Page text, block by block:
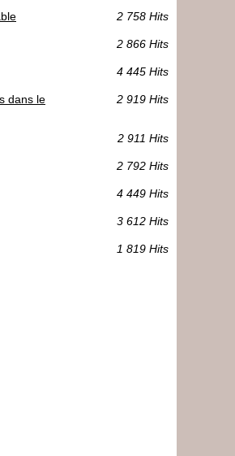
2 758 Hits
2 866 Hits
4 445 Hits
dans le
2 919 Hits
2 911 Hits
2 792 Hits
4 449 Hits
3 612 Hits
1 819 Hits